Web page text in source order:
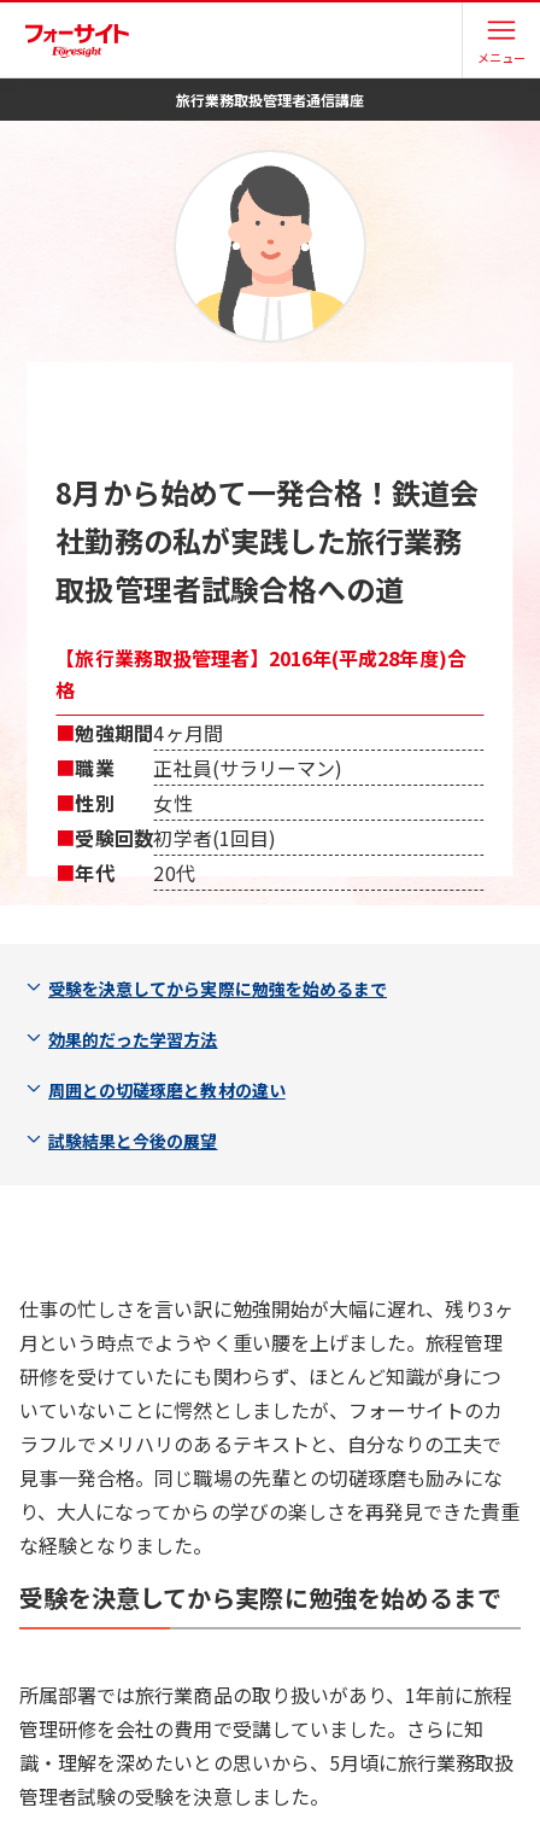
メニュー
旅行業務取扱管理者通信講座
8月から始めて一発合格！鉄道会
社勤務の私が実践した旅行業務
取扱管理者試験合格への道
【旅行業務取扱管理者】2016年(平成28年度)合
格
■勉強期間4ヶ月間
■職業
正社員(サラリーマン)
■性別
女性
■受験回数初学者(1回目)
■年代 20代
受験を決意してから実際に勉強を始めるまで
効果的だった学習方法
周囲との切磋琢磨と教材の違い
試験結果と今後の展望
仕事の忙しさを言い訳に勉強開始が大幅に遅れ、残り3ヶ
月という時点でようやく重い腰を上げました。旅程管理
研修を受けていたにも関わらず、ほとんど知識が身につ
いていないことに愕然としましたが、フォーサイトのカ
ラフルでメリハリのあるテキストと、自分なりの工夫で
見事一発合格。同じ職場の先輩との切磋琢磨も励みにな
り、大人になってからの学びの楽しさを再発見できた貴重
な経験となりました。
受験を決意してから実際に勉強を始めるまで
所属部署では旅行業商品の取り扱いがあり、1年前に旅程
管理研修を会社の費用で受講していました。さらに知
識・理解を深めたいとの思いから、5月頃に旅行業務取扱
管理者試験の受験を決意しました。